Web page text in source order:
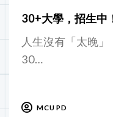
30+大學，招生中
人生沒有「太晚」
30…
MCU PD